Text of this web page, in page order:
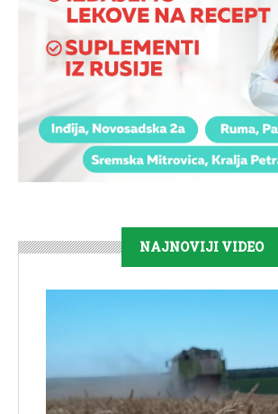
NAJNOVIJI VIDEO